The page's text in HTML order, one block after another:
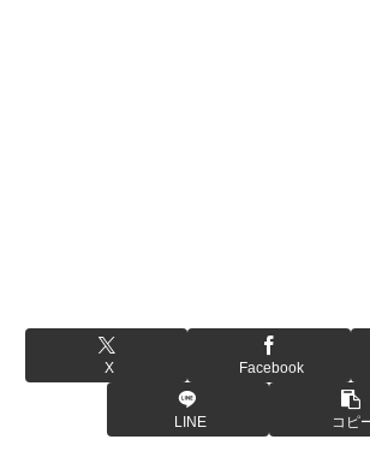
X Facebook
LINE コピ